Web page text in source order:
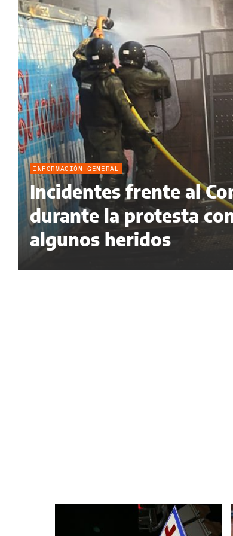
INFORMACIÓN GENERAL
Incidentes frente al
durante la protesta
algunos heridos